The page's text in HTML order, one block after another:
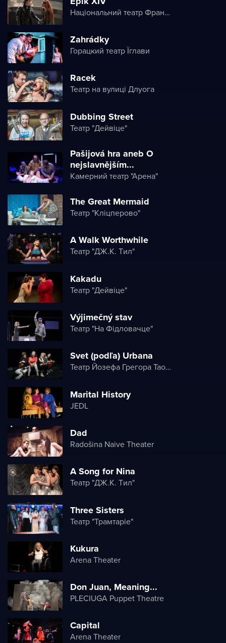
Національний театр Франка
Zahrádky
Горацкий театр Їглави
Racek
Театр на вулиці Длуога
Dubbing Street
Театр "Дейвіце"
Pašijová hra aneb O
nejslavnějším...
Камерний театр "Арена"
The Great Mermaid
Театр "Кліцперово"
A Walk Worthwhile
Театр "ДЖ.K. Tил"
Kakadu
Театр "Дейвіце"
Výjimečný stav
Театр "На Фідловачце"
Svet (podľa) Urbana
Театр Йозефа Грегора Таовського
Marital History
JEDL
Dad
Radošina Naive Theater
A Song for Nina
Театр "ДЖ.K. Tил"
Three Sisters
Театр "Трамтаріе"
Kukura
Arena Theater
Don Juan, Meaning...
PLECIUGA Puppet Theatre
Capital
Arena Theater